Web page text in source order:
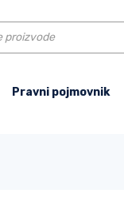
Pravni pojmovnik